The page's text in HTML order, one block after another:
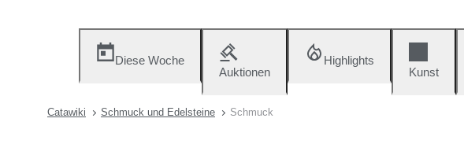
Diese Woche
Auktionen
Highlights
Kunst
Catawiki Schmuck und Edelsteine Schmuck